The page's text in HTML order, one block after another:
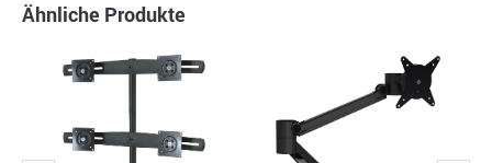
Ähnliche Produkte